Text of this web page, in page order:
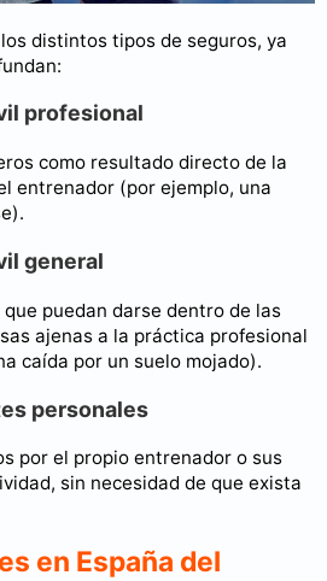
distintos tipos de seguros, ya
profesional
como resultado directo de la
entrenador (por ejemplo, una
general
puedan darse dentro de las
ajenas a la práctica profesional
caída por un suelo mojado).
personales
por el propio entrenador o sus
sin necesidad de que exista
en España del